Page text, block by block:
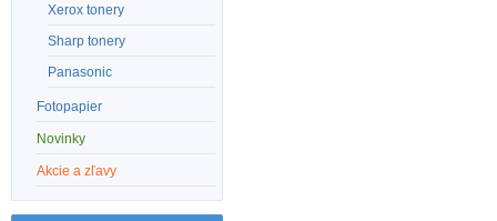
Xerox tonery
Sharp tonery
Panasonic
Fotopapier
Novinky
Akcie a zľavy